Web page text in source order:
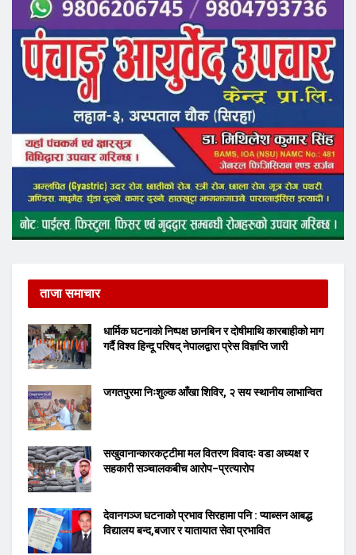
ताजा समाचार
धार्मिक घटनाको निष्पक्ष छानबिन र दोषीमाथि कारबाहीको माग
गर्दै विश्व हिन्दू परिषद् नेपालद्वारा प्रेस विज्ञप्ति जारी
जगतपुरमा निःशुल्क आँखा शिविर, २ सय स्थानीय लाभान्वित
सखुवानान्कारकट्टीमा मल वितरण विवादः वडा अध्यक्ष र
सहकारी सञ्चालकबीच आरोप–प्रत्यारोप
देवानगञ्ज घटनाको प्रभाव सिरहामा पनि : प्याब्सन आबद्ध
विद्यालय बन्द,बजार र यातायात सेवा प्रभावित